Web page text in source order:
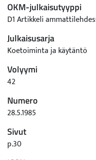
OKM-julkaisutyyppi
D1 Artikkeli
Julkaisusarja
Koetoiminta ja käytäntö
Volyymi
42
Numero
28.5.1985
Sivut
p.30